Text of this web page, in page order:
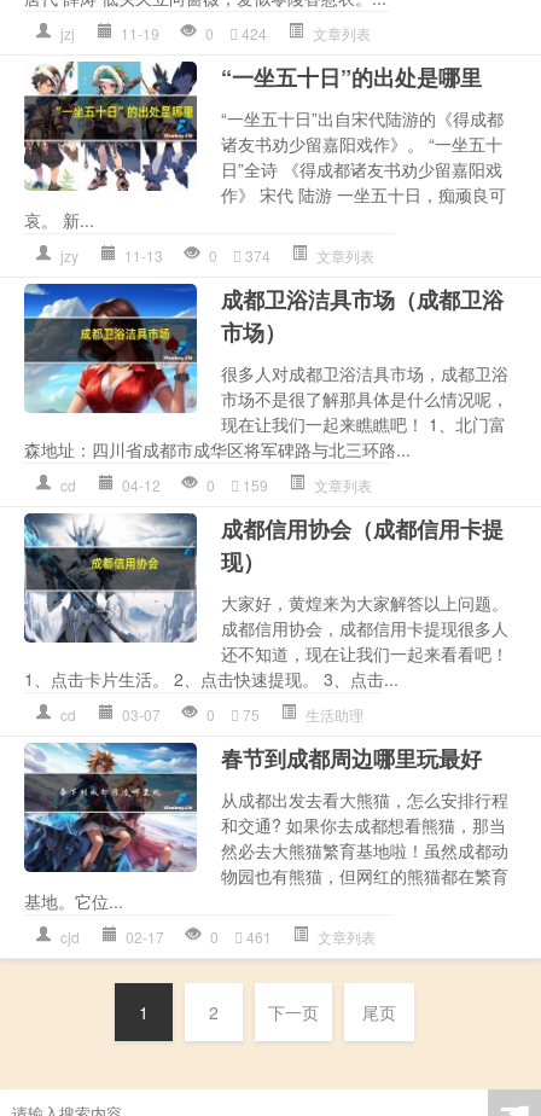
jzj 11-19 0 424 文章列表
“一坐五十日”的出处是哪里
“一坐五十日”出自宋代陆游的《得成都
诸友书劝少留嘉阳戏作》。 “一坐五十
日”全诗 《得成都诸友书劝少留嘉阳戏
作》 宋代 陆游 一坐五十日，痴顽良可
哀。 新...
jzy 11-13 0 374 文章列表
成都卫浴洁具市场（成都卫浴
市场）
很多人对成都卫浴洁具市场，成都卫浴
市场不是很了解那具体是什么情况呢，
现在让我们一起来瞧瞧吧！ 1、北门富
森地址：四川省成都市成华区将军碑路与北三环路...
cd 04-12 0 159 文章列表
成都信用协会（成都信用卡提
现）
大家好，黄煌来为大家解答以上问题。
成都信用协会，成都信用卡提现很多人
还不知道，现在让我们一起来看看吧！
1、点击卡片生活。 2、点击快速提现。 3、点击...
cd 03-07 0 75 生活助理
春节到成都周边哪里玩最好
从成都出发去看大熊猫，怎么安排行程
和交通? 如果你去成都想看熊猫，那当
然必去大熊猫繁育基地啦！虽然成都动
物园也有熊猫，但网红的熊猫都在繁育
基地。它位...
cjd 02-17 0 461 文章列表
1 2 下一页 尾页